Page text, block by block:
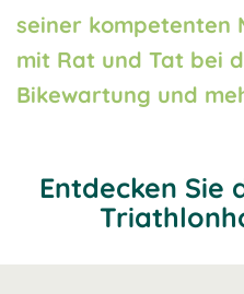
seiner kompetenten
mit Rat und Tat bei
Bikewartung und
Entdecken Sie